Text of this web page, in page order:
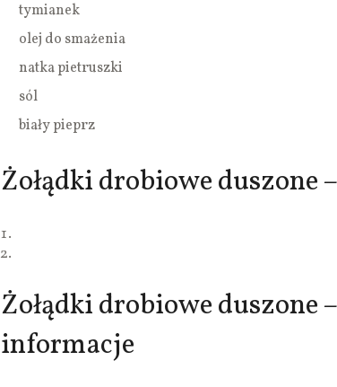
tymianek
olej do smażenia
natka pietruszki
sól
biały pieprz
Żołądki drobiowe duszone
Żołądki drobiowe duszone
informacje